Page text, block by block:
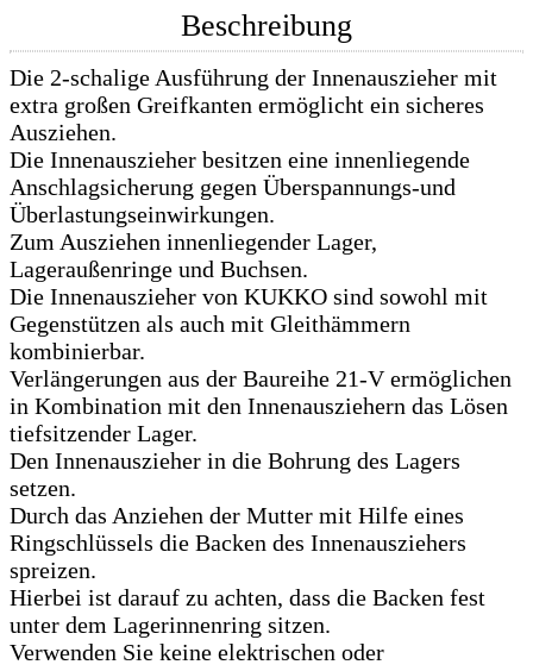
Beschreibung
Die 2-schalige Ausführung der Innenauszieher mit
extra großen Greifkanten ermöglicht ein sicheres
Ausziehen.
Die Innenauszieher besitzen eine innenliegende
Anschlagsicherung gegen Überspannungs-und
Überlastungseinwirkungen.
Zum Ausziehen innenliegender Lager,
Lageraußenringe und Buchsen.
Die Innenauszieher von KUKKO sind sowohl mit
Gegenstützen als auch mit Gleithämmern
kombinierbar.
Verlängerungen aus der Baureihe 21-V ermöglichen
in Kombination mit den Innenausziehern das Lösen
tiefsitzender Lager.
Den Innenauszieher in die Bohrung des Lagers
setzen.
Durch das Anziehen der Mutter mit Hilfe eines
Ringschlüssels die Backen des Innenausziehers
spreizen.
Hierbei ist darauf zu achten, dass die Backen fest
unter dem Lagerinnenring sitzen.
Verwenden Sie keine elektrischen oder